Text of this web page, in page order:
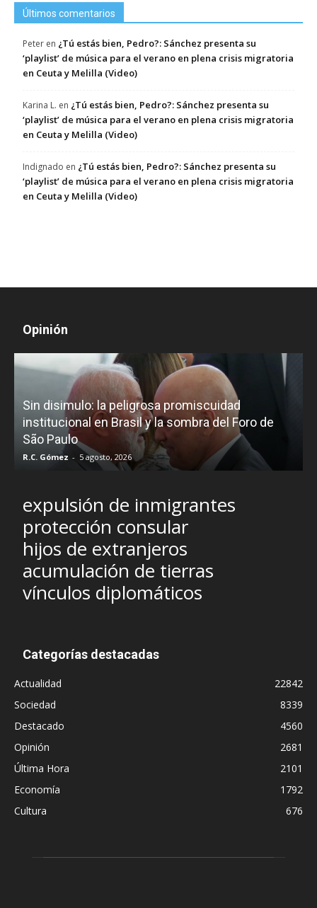
Últimos comentarios
Peter en ¿Tú estás bien, Pedro?: Sánchez presenta su
‘playlist’ de música para el verano en plena crisis migratoria
en Ceuta y Melilla (Video)
Karina L. en ¿Tú estás bien, Pedro?: Sánchez presenta su
‘playlist’ de música para el verano en plena crisis migratoria
en Ceuta y Melilla (Video)
Indignado en ¿Tú estás bien, Pedro?: Sánchez presenta su
‘playlist’ de música para el verano en plena crisis migratoria
en Ceuta y Melilla (Video)
Opinión
Sin disimulo: la peligrosa promiscuidad
institucional en Brasil y la sombra del Foro de
São Paulo
R.C. Gómez - 5 agosto, 2026
expulsión de inmigrantes
protección consular
hijos de extranjeros
acumulación de tierras
vínculos diplomáticos
Categorías destacadas
Actualidad
22842
Sociedad
8339
Destacado
4560
Opinión
2681
Última Hora
2101
Economía
1792
Cultura
676